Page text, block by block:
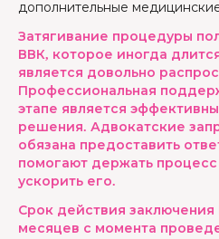
дополнительные
Затягивание процедуры
ВВК, которое иногда
является довольно
Профессиональная
этапе является
решения. Адвокатские
обязана предоставить
помогают держать
ускорить его.
Срок действия заключения
месяцев с момента